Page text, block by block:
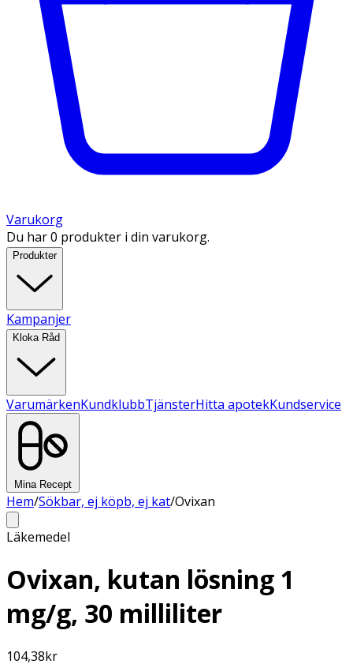
Varukorg
Du har 0 produkter i din varukorg.
Produkter
Kampanjer
Kloka Råd
VarumärkenKundklubbTjänsterHitta apotekKundservice
Mina Recept
Hem/Sökbar, ej köpb, ej kat/Ovixan
Läkemedel
Ovixan, kutan lösning 1
mg/g, 30 milliliter
104,38kr